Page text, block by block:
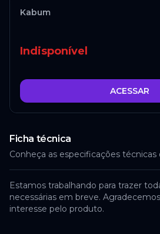
Kabum
Indisponível
ACESSAR
Ficha técnica
Conheça as especificações
Estamos trabalhando para trazer
necessárias em breve.
interesse pelo produto.